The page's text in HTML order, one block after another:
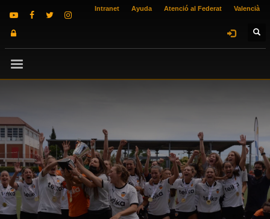
Intranet Ayuda Atenció al Federat Valencià